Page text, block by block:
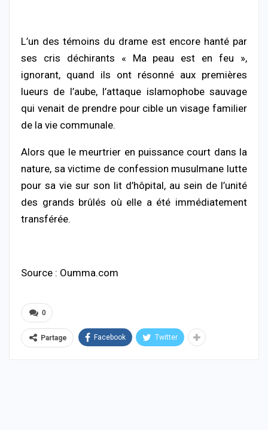
L’un des témoins du drame est encore hanté par
ses cris déchirants « Ma peau est en feu »,
ignorant, quand ils ont résonné aux premières
lueurs de l’aube, l’attaque islamophobe sauvage
qui venait de prendre pour cible un visage familier
de la vie communale.
Alors que le meurtrier en puissance court dans la
nature, sa victime de confession musulmane lutte
pour sa vie sur son lit d’hôpital, au sein de l’unité
des grands brûlés où elle a été immédiatement
transférée.
Source : Oumma.com
0
Partage Facebook Twitter